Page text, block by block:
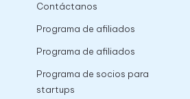
Contáctanos
Programa de afiliados
Programa de afiliados
Programa de socios para
startups